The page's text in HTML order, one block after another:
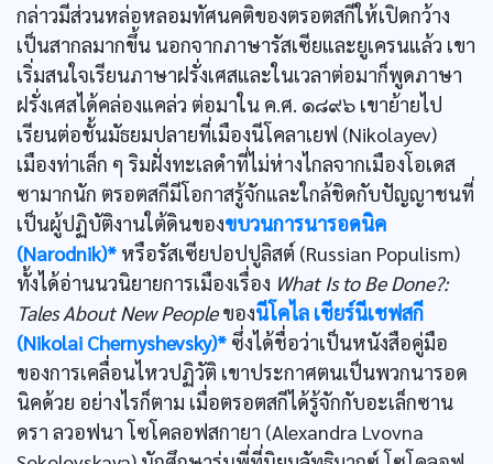
กล่าวมีส่วนหล่อหลอมทัศนคติของตรอตสกีให้เปิดกว้าง
เป็นสากลมากขึ้น นอกจากภาษารัสเซียและยูเครนแล้ว เขา
เริ่มสนใจเรียนภาษาฝรั่งเศสและในเวลาต่อมาก็พูดภาษา
ฝรั่งเศสได้คล่องแคล่ว ต่อมาใน ค.ศ. ๑๘๙๖ เขาย้ายไป
เรียนต่อชั้นมัธยมปลายที่เมืองนีโคลาเยฟ (Nikolayev)
เมืองท่าเล็ก ๆ ริมฝั่งทะเลดำที่ไม่ห่างไกลจากเมืองโอเดส
ซามากนัก ตรอตสกีมีโอกาสรู้จักและใกล้ชิดกับปัญญาชนที่
เป็นผู้ปฏิบัติงานใต้ดินของขบวนการนารอดนิค
(Narodnik)* หรือรัสเซียปอปปูลิสต์ (Russian Populism)
ทั้งได้อ่านนวนิยายการเมืองเรื่อง What Is to Be Done?:
Tales About New Peopleของนีโคไล เชียร์นีเชฟสกี
(Nikolai Chernyshevsky)* ซึ่งได้ชื่อว่าเป็นหนังสือคู่มือ
ของการเคลื่อนไหวปฏิวัติ เขาประกาศตนเป็นพวกนารอด
นิคด้วย อย่างไรก็ตาม เมื่อตรอตสกีได้รู้จักกับอะเล็กซาน
ดรา ลวอฟนา โซโคลอฟสกายา (Alexandra Lvovna